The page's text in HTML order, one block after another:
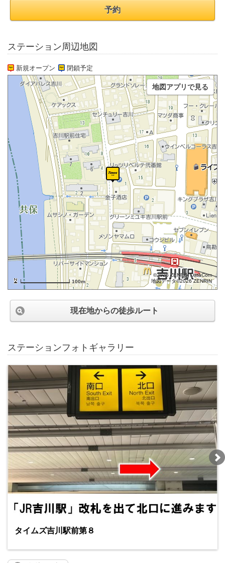
予約
ステーション周辺地図
新規オープン 閉鎖予定
100m
©2026 ZENRIN DataCom
地図データ©2026 ZENRIN
地図アプリで見る
現在地からの徒歩ルート
ステーションフォトギャラリー
タイムズ吉川駅前第８